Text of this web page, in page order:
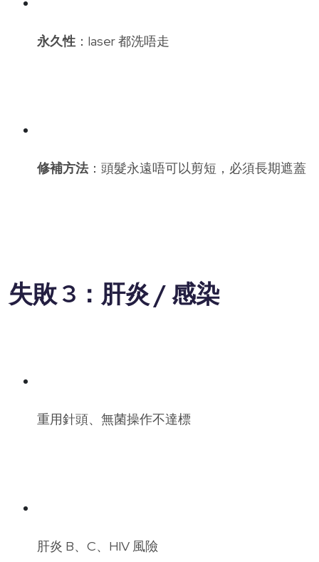
永久性 ：laser 都洗唔走
修補方法：頭髮永遠唔可以剪短，必須長期遮蓋
失敗 3：肝炎 / 感染
重用針頭、無菌操作不達標
肝炎 B、C、HIV 風險